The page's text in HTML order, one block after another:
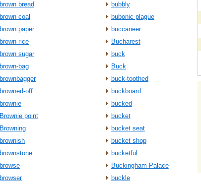
brown bread
brown coal
brown paper
brown rice
brown sugar
brown-bag
brownbagger
browned-off
brownie
Brownie point
Browning
brownish
brownstone
browse
browser
bubbly
bubonic plague
buccaneer
Bucharest
buck
Buck
buck-toothed
buckboard
bucked
bucket
bucket seat
bucket shop
bucketful
Buckingham Palace
buckle